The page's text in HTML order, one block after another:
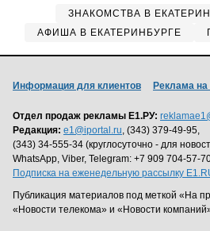
ЗНАКОМСТВА В
АФИША В ЕКАТЕРИНБУРГЕ
Информация для клиентов Реклама на
Отдел продаж рекламы Е1.РУ:
Редакция: e1@iportal.ru, (343) 379-49-95,
(343) 34-555-34 (круглосуточно - для
WhatsApp, Viber, Telegram: +7 909 704-57-
Подписка на еженедельную рассылку
Публикация материалов под меткой «На
«Новости телекома» и «Новости